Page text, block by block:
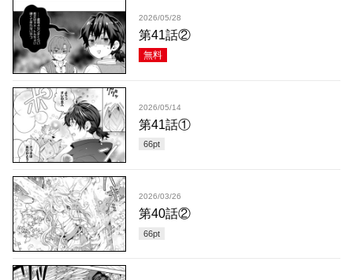
2026/05/28
第41話②
無料
2026/05/14
第41話①
66pt
2026/03/26
第40話②
66pt